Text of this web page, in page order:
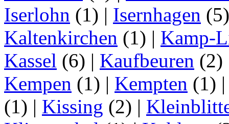
Iserlohn (1) | Isernhagen
Kaltenkirchen (1) | Kamp-
Kassel (6) | Kaufbeuren (2)
Kempen (1) | Kempten (1)
(1) | Kissing (2) |